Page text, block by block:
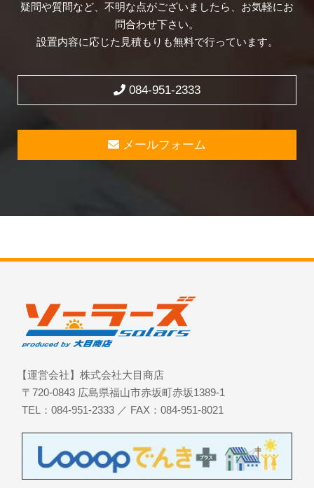
疑問や質問など、不明な点がございましたら、お気軽にお
問合わせ下さい。
設置内容に応じた見積もりも無料で行っています。
084-951-2333
メールフォーム
【運営会社】株式会社大目商店
〒720-0843 広島県福山市赤坂町赤坂1389-1
TEL：084-951-2333 ／ FAX：084-951-8021